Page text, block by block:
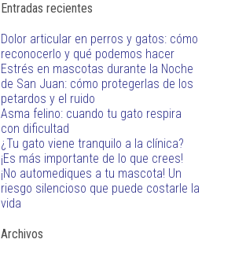
Entradas recientes
Dolor articular en perros y gatos: cómo
reconocerlo y qué podemos hacer
Estrés en mascotas durante la Noche
de San Juan: cómo protegerlas de los
petardos y el ruido
Asma felino: cuando tu gato respira
con dificultad
¿Tu gato viene tranquilo a la clínica?
¡Es más importante de lo que crees!
¡No automediques a tu mascota! Un
riesgo silencioso que puede costarle la
vida
Archivos